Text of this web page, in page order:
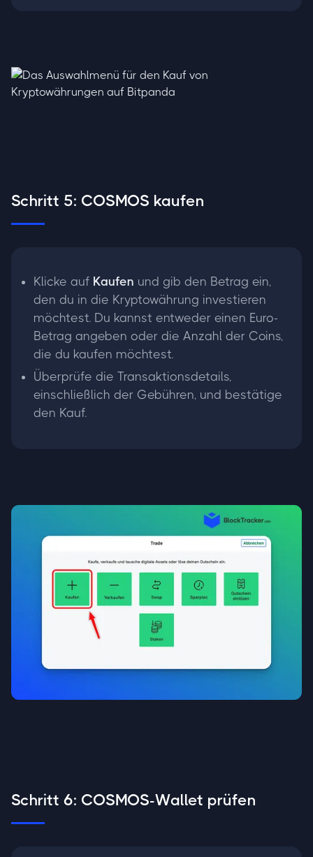
Schritt 5: COSMOS kaufen
Klicke auf Kaufen und gib den Betrag ein,
den du in die Kryptowährung investieren
möchtest. Du kannst entweder einen Euro-
Betrag angeben oder die Anzahl der Coins,
die du kaufen möchtest.
Überprüfe die Transaktionsdetails,
einschließlich der Gebühren, und bestätige
den Kauf.
Schritt 6: COSMOS-Wallet prüfen